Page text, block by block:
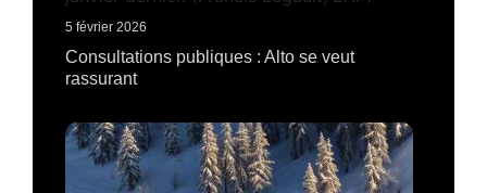
5 février 2026
Consultations publiques : Alto se veut
rassurant